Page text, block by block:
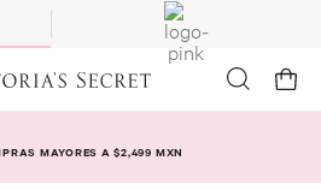
MAYORES A $2,499 MXN